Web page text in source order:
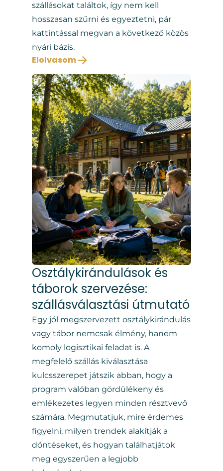
szállásokat találtok, így nem kell
hosszasan szűrni és egyeztetni, pár
kattintással megvan a következő közös
nyári bázis.
Elolvasom
Osztálykirándulások és
táborok szervezése:
szállásválasztási útmutató
Egy jól megszervezett osztálykirándulás
vagy tábor nemcsak élmény, hanem
komoly logisztikai feladat is. A
megfelelő szállás kiválasztása
kulcsszerepet játszik abban, hogy a
program valóban gördülékeny és
emlékezetes legyen minden résztvevő
számára. Megmutatjuk, mire érdemes
figyelni, milyen trendek alakítják a
döntéseket, és hogyan találhatjátok
meg egyszerűen a legjobb